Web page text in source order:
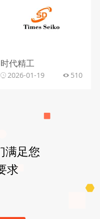
时代精工
2026-01-19 510
满足您
求